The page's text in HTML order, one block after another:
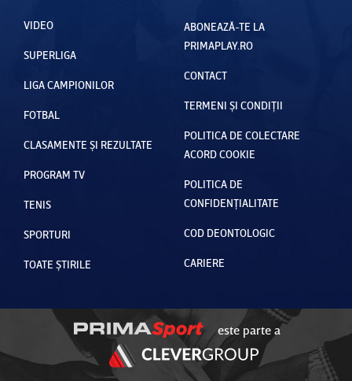
VIDEO
SUPERLIGA
LIGA CAMPIONILOR
FOTBAL
CLASAMENTE ȘI REZULTATE
PROGRAM TV
TENIS
SPORTURI
TOATE ȘTIRILE
ABONEAZĂ-TE LA
PRIMAPLAY.RO
CONTACT
TERMENI ȘI CONDIȚII
POLITICA DE COLECTARE
ACORD COOKIE
POLITICA DE
CONFIDENȚIALITATE
COD DEONTOLOGIC
CARIERE
este parte a